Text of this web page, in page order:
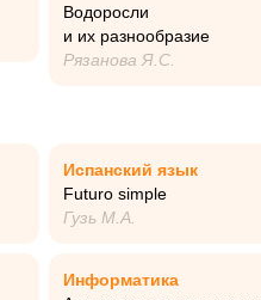
Испанский язык
Водоросли
и их разнообразие
Рязанова Я.С.
Futuro simple
Гузь М.А.
Информатика